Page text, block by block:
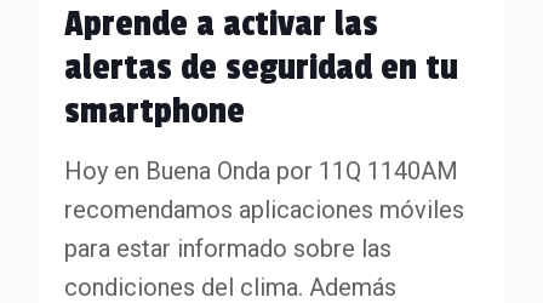
Aprende a activar las
alertas de seguridad en tu
smartphone
Hoy en Buena Onda por 11Q 1140AM
recomendamos aplicaciones móviles
para estar informado sobre las
condiciones del clima. Además